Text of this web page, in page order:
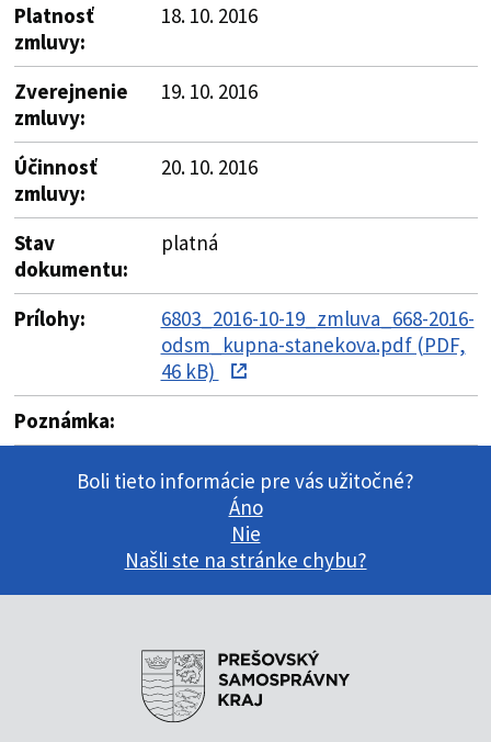
Platnosť
zmluvy:
18. 10. 2016
Zverejnenie
zmluvy:
19. 10. 2016
Účinnosť
zmluvy:
20. 10. 2016
Stav
dokumentu:
platná
Prílohy:
6803_2016-10-19_zmluva_668-2016-
odsm_kupna-stanekova.pdf (PDF,
46 kB)
Poznámka:
Boli tieto informácie pre vás užitočné?
Áno
Nie
Našli ste na stránke chybu?